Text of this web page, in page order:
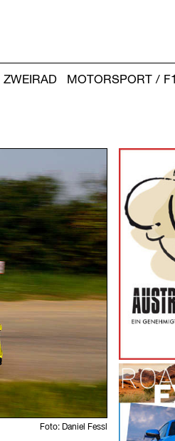
ZWEIRAD MOTORSPORT / F1
Foto: Daniel Fessl
Weitere